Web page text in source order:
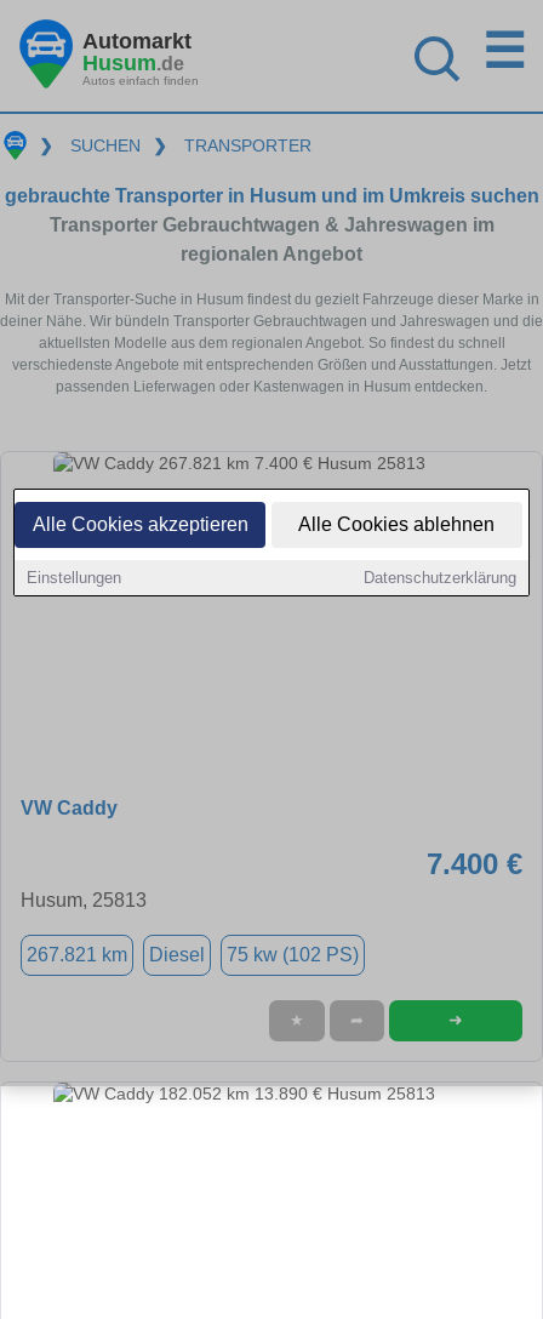
Alle Cookies akzeptieren Alle Cookies ablehnen
Einstellungen Datenschutzerklärung
Automarkt
Husum.de
Autos einfach finden
☰
❯ SUCHEN ❯ TRANSPORTER
gebrauchte Transporter in Husum und im Umkreis suchen
Transporter Gebrauchtwagen & Jahreswagen im
regionalen Angebot
Mit der Transporter-Suche in Husum findest du gezielt Fahrzeuge dieser Marke in
deiner Nähe. Wir bündeln Transporter Gebrauchtwagen und Jahreswagen und die
aktuellsten Modelle aus dem regionalen Angebot. So findest du schnell
verschiedenste Angebote mit entsprechenden Größen und Ausstattungen. Jetzt
passenden Lieferwagen oder Kastenwagen in Husum entdecken.
VW Caddy
7.400 €
Husum, 25813
267.821 km Diesel 75 kw (102 PS)
★ ➦ ➜